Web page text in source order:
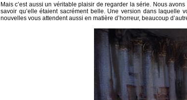
Mais c’est aussi un véritable plaisir de regarder la série. Nous
savoir qu’elle étaient sacrément belle. Une version dans laquelle
nouvelles vous attendent aussi en matière d’horreur, beaucoup